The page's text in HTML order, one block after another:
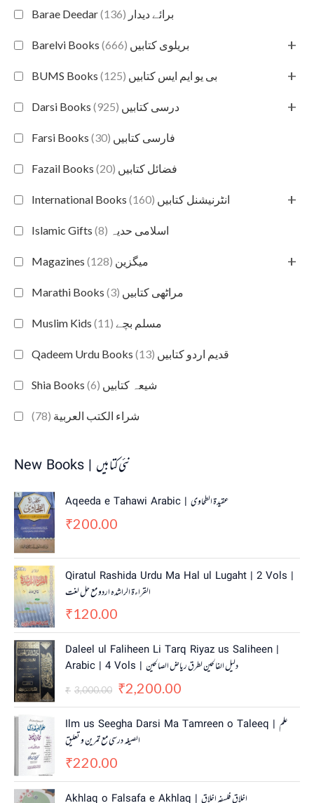
Barae Deedar برائے دیدار (136)
Barelvi Books بریلوی کتابیں (666) +
BUMS Books بی یو ایم ایس کتابیں (125) +
Darsi Books درسی کتابیں (925) +
Farsi Books فارسی کتابیں (30)
Fazail Books فضائل کتابیں (20)
International Books انٹرنیشنل کتابیں (160) +
Islamic Gifts اسلامی حدیہ (8)
Magazines میگزین (128) +
Marathi Books مراٹھی کتابیں (3)
Muslim Kids مسلم بچے (11)
Qadeem Urdu Books قدیم اردو کتابیں (13)
Shia Books شیعہ کتابیں (6)
شراء الكتب العربية (78)
New Books | نئی کتابیں
Aqeeda e Tahawi Arabic | عقیدة الطحاوی
₹200.00
Qiratul Rashida Urdu Ma Hal ul Lugaht | 2 Vols |
القراءة الراشدہ اردو مع حل لغت
₹120.00
Daleel ul Faliheen Li Tarq Riyaz us Saliheen |
Arabic | 4 Vols | دلیل الفالحین لطرق ریاض الصالحین
₹ 3,000.00
O
i
g
n
a
l
p
₹2,200.00
u
r
r
t
Ilm us Seegha Darsi Ma Tamreen o Taleeq | علم
الصیغہ درسی مع تمرین و تعلیق
₹220.00
Akhlaq o Falsafa e Akhlaq | اخلاق فلسفہ اخلاق